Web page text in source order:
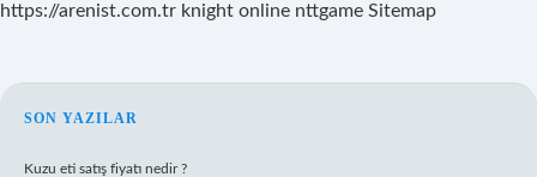
https://arenist.com.tr knight online nttgame Sitemap
SIDEBAR
SON YAZILAR
Kuzu eti satış fiyatı nedir ?